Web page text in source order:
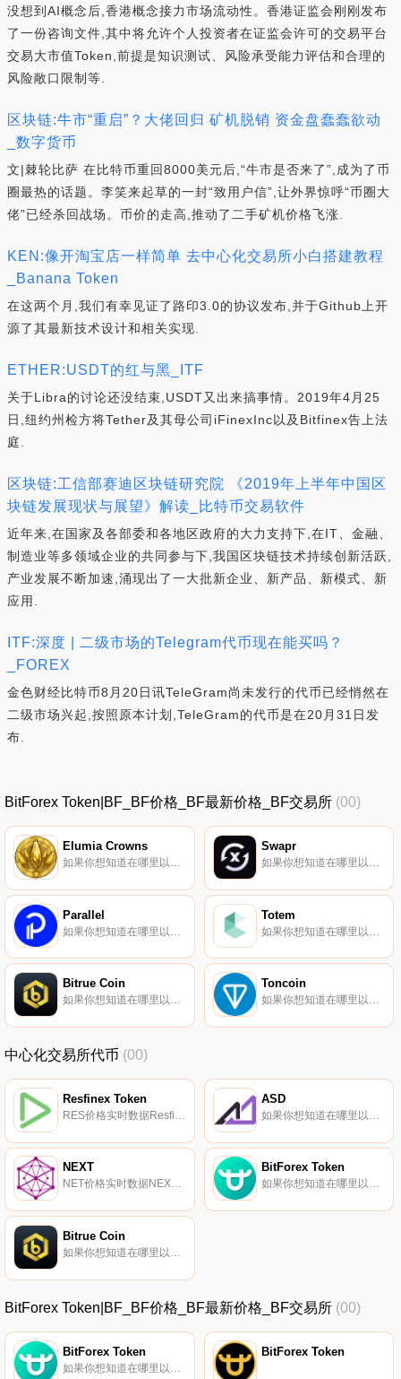
没想到AI概念后,香港概念接力市场流动性。香港证监会刚刚发布
了一份咨询文件,其中将允许个人投资者在证监会许可的交易平台
交易大市值Token,前提是知识测试、风险承受能力评估和合理的
风险敞口限制等.
区块链:牛市“重启”？大佬回归 矿机脱销 资金盘蠢蠢欲动
_数字货币
文|棘轮比萨 在比特币重回8000美元后,“牛市是否来了”,成为了币
圈最热的话题。李笑来起草的一封“致用户信”,让外界惊呼“币圈大
佬”已经杀回战场。币价的走高,推动了二手矿机价格飞涨.
KEN:像开淘宝店一样简单 去中心化交易所小白搭建教程
_Banana Token
在这两个月,我们有幸见证了路印3.0的协议发布,并于Github上开
源了其最新技术设计和相关实现.
ETHER:USDT的红与黑_ITF
关于Libra的讨论还没结束,USDT又出来搞事情。2019年4月25
日,纽约州检方将Tether及其母公司iFinexInc以及Bitfinex告上法
庭.
区块链:工信部赛迪区块链研究院 《2019年上半年中国区
块链发展现状与展望》解读_比特币交易软件
近年来,在国家及各部委和各地区政府的大力支持下,在IT、金融、
制造业等多领域企业的共同参与下,我国区块链技术持续创新活跃,
产业发展不断加速,涌现出了一大批新企业、新产品、新模式、新
应用.
ITF:深度 | 二级市场的Telegram代币现在能买吗？
_FOREX
金色财经比特币8月20日讯TeleGram尚未发行的代币已经悄然在
二级市场兴起,按照原本计划,TeleGram的代币是在20月31日发
布.
BitForex Token|BF_BF价格_BF最新价格_BF交易所 (00)
Elumia Crowns
如果你想知道在哪里以当前价格购买Elumia Crowns,目前交易{Elumia Crowns]股票的顶级加密货币交易所是Gate.io、HuoELU、HotELUt、Jupiter和Raydium。您可以在我们的加密货币交易所页面上找到其他列表.
Swapr
如果你想知道在哪里以当前价格购买Swapr,目前交易｛SWPRnname｝股票的顶级加密货币交易所是Uniswap（V3）（ArSWPRtrum）、SushiSwap（ArSWPRtlum）、｛SWPRnime｝（Gnosis）和｛SWPRnome｝（ArSWPRttrum）.
Parallel Totem
Bitrue Coin
如果你想知道在哪里以当前价格购买Bitrue Coin,目前交易{Bitrue Coin]股票的顶级加密货币交易所是Bitrue和ProBit Global。您可以在我们的加密货币交易所页面上找到其他列表。Bitrue Coin（BTR）是Bitrue交易所的本地资产.
Toncoin
如果你想知道在哪里以当前价格购买Toncoin,目前交易{Toncoin]股票的顶级加密货币交易所是OKX、ByTONt、Bitget、DigiFinex和BingX。您可以在我们的加密货币交易所页面上找到其他列表.
中心化交易所代币 (00)
Resfinex Token ASD
NEXT
NET价格实时数据NEXT（NET）是一种加密货币,在以太坊平台上运行。NEXT的电流供应量为116503818.44415554,其中0在循环中。最近已知的NEXT价格为0.00026753美元,在过去24小时内上涨了0.04美元.
BitForex Token
如果你想知道在哪里以当前价格购买BitForex Token,目前交易{BitForex Token]股票的顶级加密货币交易所是BitForex和YoBit。您可以在我们的加密货币交易所页面上找到其他列表。BitForex Token是Bitforex交易所的本地资产.
Bitrue Coin
如果你想知道在哪里以当前价格购买Bitrue Coin,目前交易{Bitrue Coin]股票的顶级加密货币交易所是Bitrue和ProBit Global。您可以在我们的加密货币交易所页面上找到其他列表。Bitrue Coin（BTR）是Bitrue交易所的本地资产.
BitForex Token|BF_BF价格_BF最新价格_BF交易所 (00)
BitForex Token BitForex Token